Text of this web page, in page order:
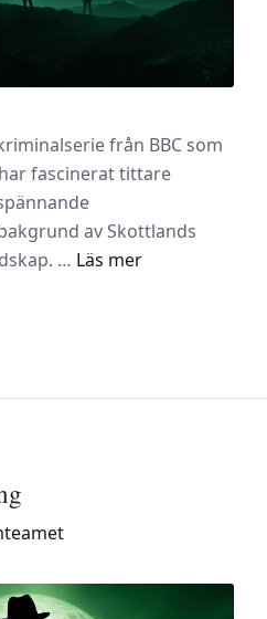
från BBC som
fascinerat tittare
av Skottlands
… Läs mer